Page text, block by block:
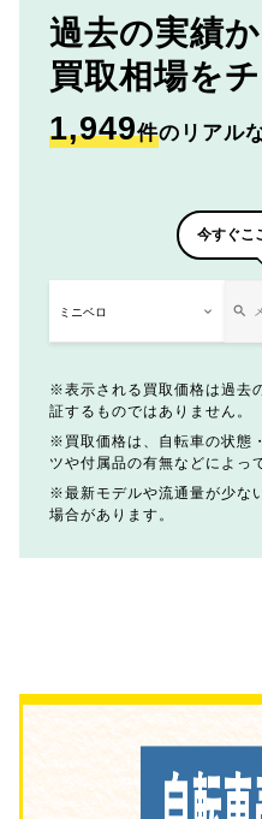
過去の実績
買取相場を
1,949件のリアル
今すぐこ
表示される買取価格は過去
証するものではありません。
買取価格は、自転車の状態
ツや付属品の有無などによっ
最新モデルや流通量が少な
場合があります。